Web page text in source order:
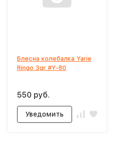
Блесна колебалка Yarie
Ringo 3gr #Y-80
550 руб.
Уведомить